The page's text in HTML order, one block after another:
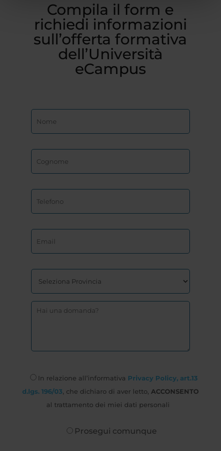
Compila il form e
richiedi informazioni
sull’offerta formativa
dell’Università
eCampus
In relazione all’informativa Privacy Policy, art.13
d.lgs. 196/03 , che dichiaro di aver letto, ACCONSENTO
al trattamento dei miei dati personali
Prosegui comunque